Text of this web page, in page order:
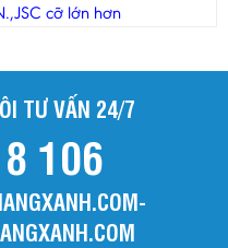
cỡ lớn hơn
TƯ VẤN 24/7
106